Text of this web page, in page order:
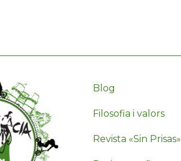
Blog
Filosofia i valors
Revista «Sin Prisas»